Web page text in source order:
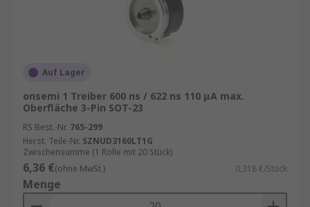
Auf Lager
onsemi 1 Treiber 600 ns / 622 ns 110 μA max.
Oberfläche 3-Pin SOT-23
RS Best.-Nr. 765-299
Herst. Teile-Nr. SZNUD3160LT1G
Zwischensumme (1 Rolle mit 20 Stück)
6,36 €(ohne MwSt.) 0,318 €/Stück
Menge